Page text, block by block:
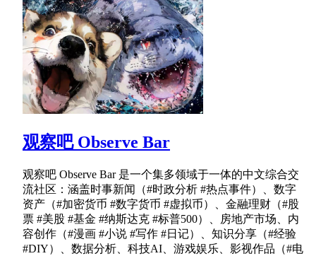
观察吧 Observe Bar
观察吧 Observe Bar 是一个集多领域于一体的中文综合交
流社区：涵盖时事新闻（#时政分析 #热点事件）、数字
资产（#加密货币 #数字货币 #虚拟币）、金融理财（#股
票 #美股 #基金 #纳斯达克 #标普500）、房地产市场、内
容创作（#漫画 #小说 #写作 #日记）、知识分享（#经验
#DIY）、数据分析、科技AI、游戏娱乐、影视作品（#电